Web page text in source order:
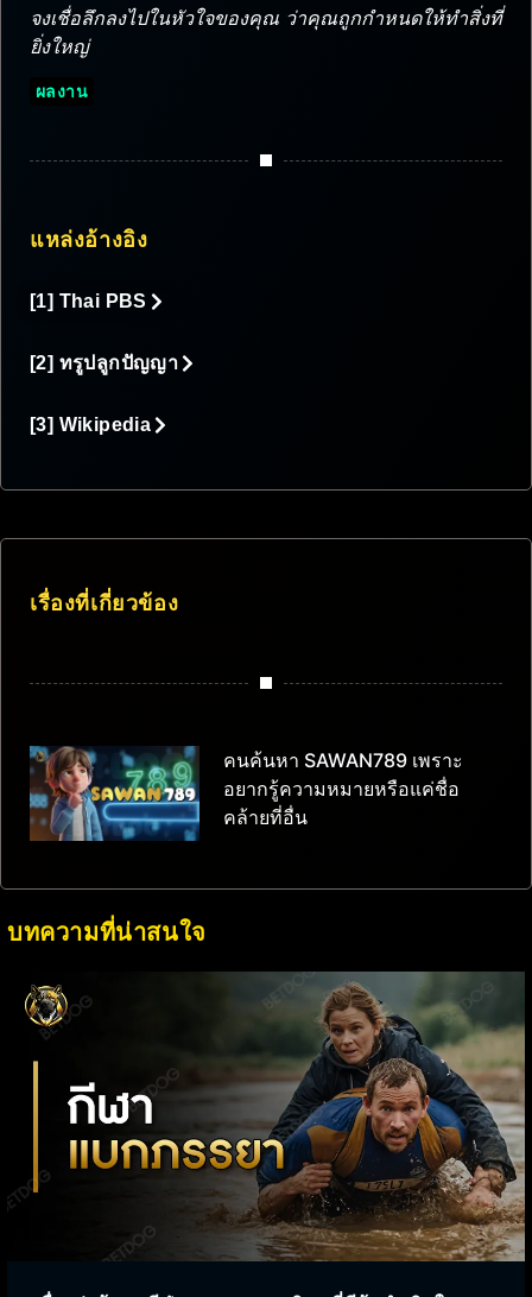
จงเชื่อลึกลงไปในหัวใจของคุณ ว่าคุณถูกกำหนดให้ทำสิ่งที่
ยิ่งใหญ่
ผลงาน
แหล่งอ้างอิง
[1] Thai PBS
[2] ทรูปลูกปัญญา
[3] Wikipedia
เรื่องที่เกี่ยวข้อง
คนค้นหา SAWAN789 เพราะ
อยากรู้ความหมายหรือแค่ชื่อ
คล้ายที่อื่น
บทความที่น่าสนใจ